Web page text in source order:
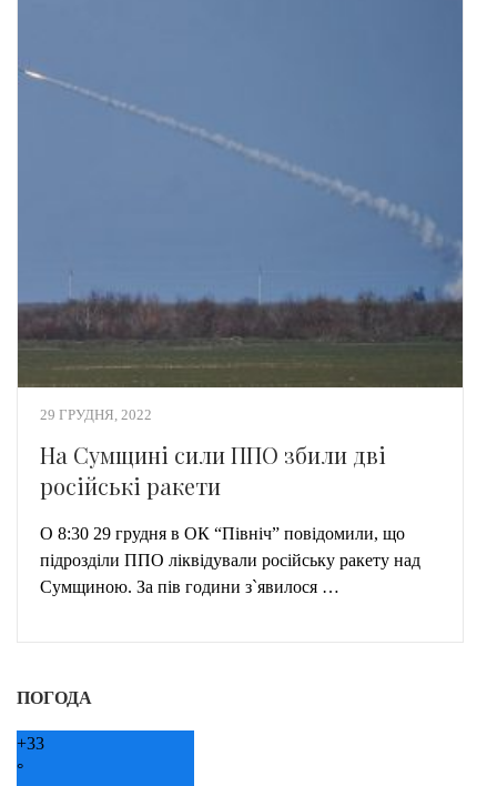
29 ГРУДНЯ, 2022
На Сумщині сили ППО збили дві
російські ракети
О 8:30 29 грудня в ОК “Північ” повідомили, що
підрозділи ППО ліквідували російську ракету над
Сумщиною. За пів години з`явилося …
ПОГОДА
+33
°